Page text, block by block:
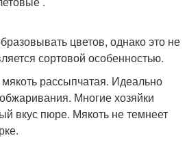
цветов, однако это не
сортовой особенностью.
рассыпчатая. Идеально
Многие хозяйки
вкус пюре. Мякоть не темнеет